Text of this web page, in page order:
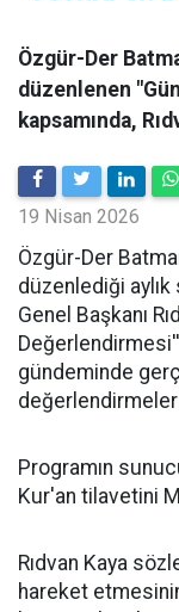
Özgür-Der
düzenlenen
kapsamında,
19 Nisan 2026
​Özgür-Der
düzenlediği
Genel Başkanı
gündeminde
Programın
Kur'an tilavetini
Rıdvan Kaya
hareket